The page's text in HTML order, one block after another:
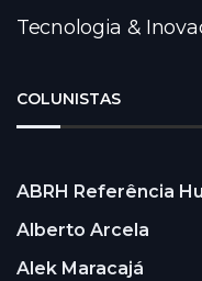
Tecnologia &
COLUNISTAS
ABRH Referência
Alberto Arcela
Alek Maracajá